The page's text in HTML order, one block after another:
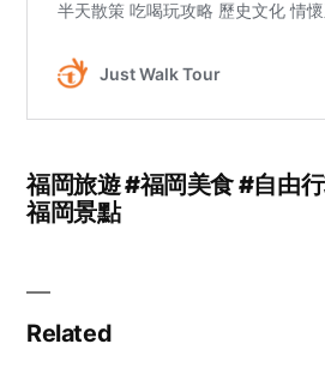
福岡旅遊 #福岡美食 #自由
福岡景點
Related